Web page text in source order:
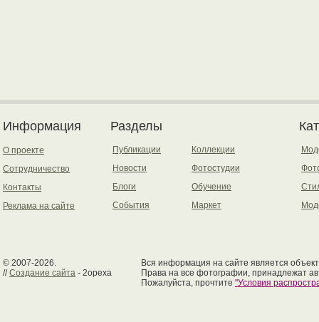
Информация
О проекте
Сотрудничество
Контакты
Реклама на сайте
Разделы
Публикации
Новости
Блоги
События
Коллекции
Фотостудии
Обучение
Маркет
© 2007-2026.
//Создание сайта - 2opexa
Вся информация на сайте является
Права на все фотографии, принадлежат
Пожалуйста, прочтите "Условия